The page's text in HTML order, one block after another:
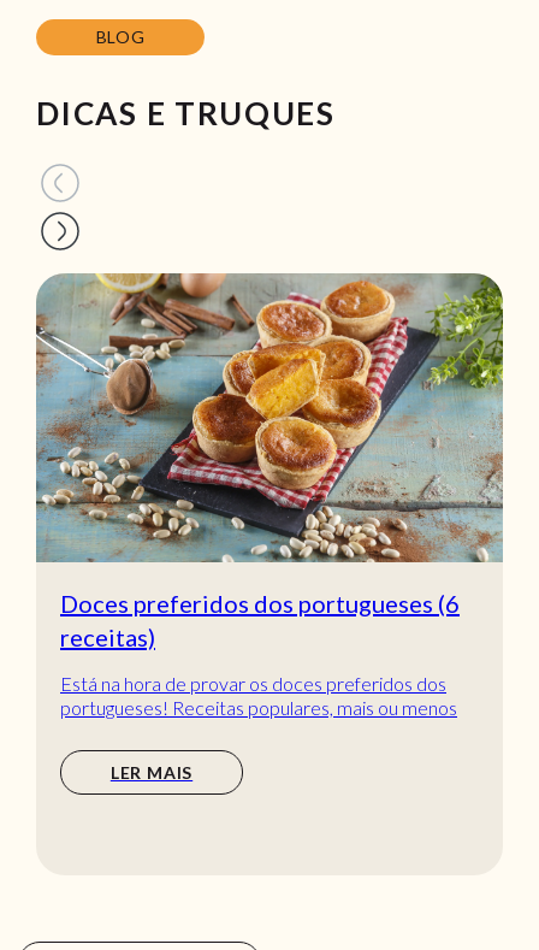
BLOG
DICAS E TRUQUES
Doces preferidos dos portugueses (6
receitas)
Está na hora de provar os doces preferidos dos
portugueses! Receitas populares, mais ou menos
LER MAIS